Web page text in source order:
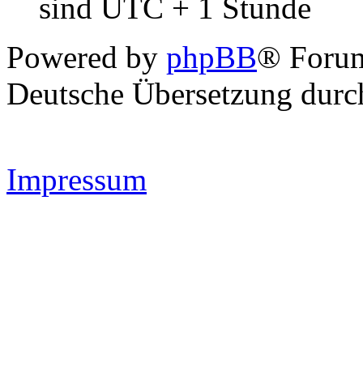
sind UTC + 1 Stunde
Powered by phpBB®
Deutsche Übersetzung
Impressum